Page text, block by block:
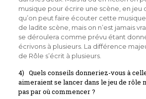
musique pour écrire une scène, en jeu
qu’on peut faire écouter cette
de ladite scène, mais on n’est jamais
se déroulera comme prévu étant
écrivons à plusieurs. La différence
de Rôle s’écrit à plusieurs.
4) Quels conseils donneriez-vous à
aimeraient se lancer dans le jeu de rôle
pas par où commencer ?